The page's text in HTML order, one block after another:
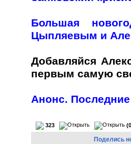
Большая
Цыпляевым и
Добавляйся
первым самую
Анонс.
323
Поделись